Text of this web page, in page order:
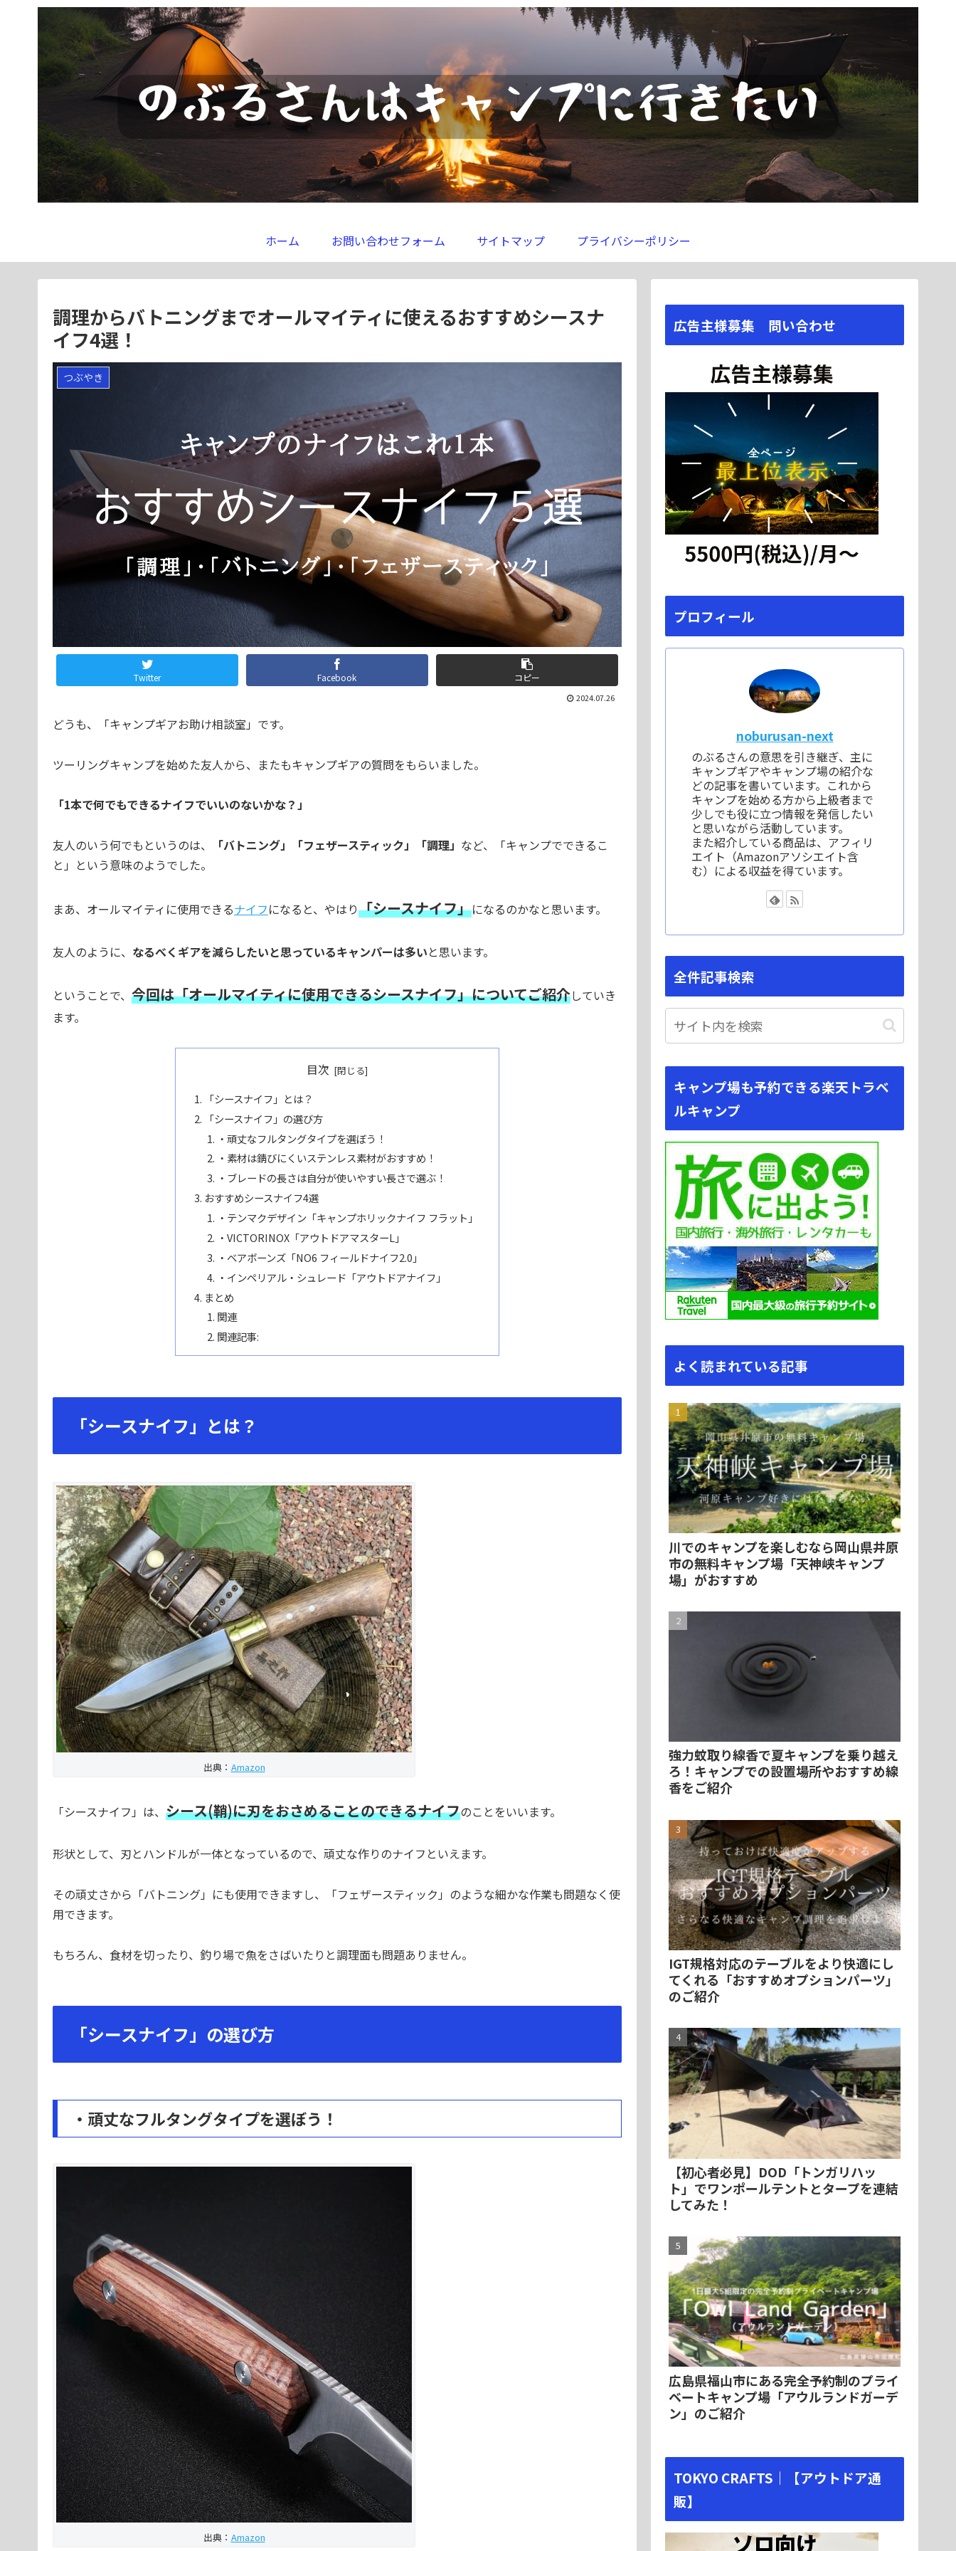
ホーム お問い合わせフォーム サイトマップ プライバシーポリシー
調理からバトニングまでオールマイティに使えるおすすめシースナ
イフ4選！
つぶやき
Twitter Facebook コピー
2024.07.26
どうも、「キャンプギアお助け相談室」です。
ツーリングキャンプを始めた友人から、またもキャンプギアの質問をもらいました。
「1本で何でもできるナイフでいいのないかな？」
友人のいう何でもというのは、 「バトニング」「フェザースティック」「調理」 など、「キャンプでできるこ
と」という意味のようでした。
まあ、オールマイティに使用できるナイフになると、やはり「シースナイフ」になるのかなと思います。
友人のように、 なるべくギアを減らしたいと思っているキャンパーは多いと思います。
ということで、 今回は「オールマイティに使用できるシースナイフ」についてご紹介していき
ます。
目次
「シースナイフ」とは？
「シースナイフ」の選び方
・頑丈なフルタングタイプを選ぼう！
・素材は錆びにくいステンレス素材がおすすめ！
・ブレードの長さは自分が使いやすい長さで選ぶ！
おすすめシースナイフ4選
・テンマクデザイン「キャンプホリックナイフ フラット」
・VICTORINOX「アウトドアマスターL」
・ベアボーンズ「NO6 フィールドナイフ2.0」
・インペリアル・シュレード「アウトドアナイフ」
まとめ
関連
関連記事:
「シースナイフ」とは？
出典： Amazon
「シースナイフ」は、 シース(鞘)に刃をおさめることのできるナイフのことをいいます。
形状として、刃とハンドルが一体となっているので、頑丈な作りのナイフといえます。
その頑丈さから「バトニング」にも使用できますし、「フェザースティック」のような細かな作業も問題なく使
用できます。
もちろん、食材を切ったり、釣り場で魚をさばいたりと調理面も問題ありません。
「シースナイフ」の選び方
・頑丈なフルタングタイプを選ぼう！
出典： Amazon
広告主様募集 問い合わせ
プロフィール
noburusan-next
のぶるさんの意思を引き継ぎ、主に
キャンプギアやキャンプ場の紹介な
どの記事を書いています。これから
キャンプを始める方から上級者まで
少しでも役に立つ情報を発信したい
と思いながら活動しています。
また紹介している商品は、アフィリ
エイト（Amazonアソシエイト含
む）による収益を得ています。
全件記事検索
キャンプ場も予約できる楽天トラベ
ルキャンプ
よく読まれている記事
川でのキャンプを楽しむなら岡山県井原
市の無料キャンプ場「天神峡キャンプ
場」がおすすめ
強力蚊取り線香で夏キャンプを乗り越え
ろ！キャンプでの設置場所やおすすめ線
香をご紹介
IGT規格対応のテーブルをより快適にし
てくれる「おすすめオプションパーツ」
のご紹介
【初心者必見】DOD「トンガリハッ
ト」でワンポールテントとタープを連結
してみた！
広島県福山市にある完全予約制のプライ
ベートキャンプ場「アウルランドガーデ
ン」のご紹介
TOKYO CRAFTS｜【アウトドア通
販】